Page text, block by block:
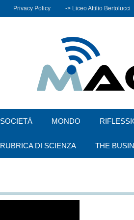
Privacy Policy -> Liceo Attilio Bertolucci
SOCIETÀ MONDO
RUBRICA DI SCIENZA THE